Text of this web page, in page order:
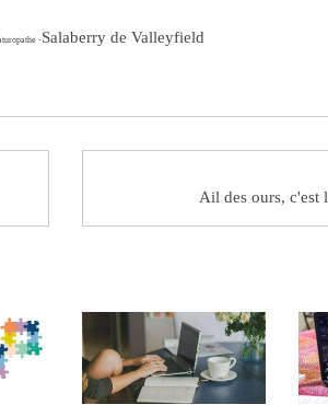
-Salaberry de Valleyfield
Ail des ours, c'est